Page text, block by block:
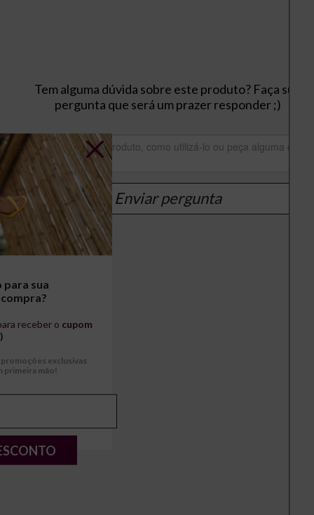
Tem alguma dúvida sobre este produto? Faça sua
pergunta que será um prazer responder ;)
Enviar pergunta
para sua
receber o cupom
exclusivas
primeira mão!